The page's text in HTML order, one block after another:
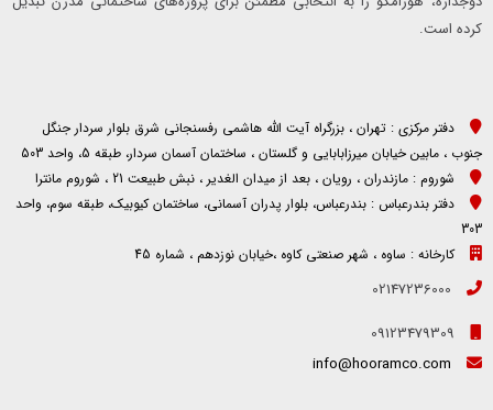
کرده است.
دفتر مرکزی : تهران ، بزرگراه آیت الله هاشمی رفسنجانی شرق بلوار سردار جنگل
جنوب ، مابین خیابان میرزابابایی و گلستان ، ساختمان آسمان سردار، طبقه 5، واحد 503
شوروم : مازندران ، رویان ، بعد از میدان الغدیر ، نبش طبیعت 21 ، شوروم مانترا
دفتر بندرعباس : بندرعباس، بلوار پدران آسمانی، ساختمان کیوبیک، طبقه سوم، واحد
303
کارخانه : ساوه ، شهر صنعتی کاوه ،خیابان نوزدهم ، شماره 45
02147236000
09123479309
info@hooramco.com